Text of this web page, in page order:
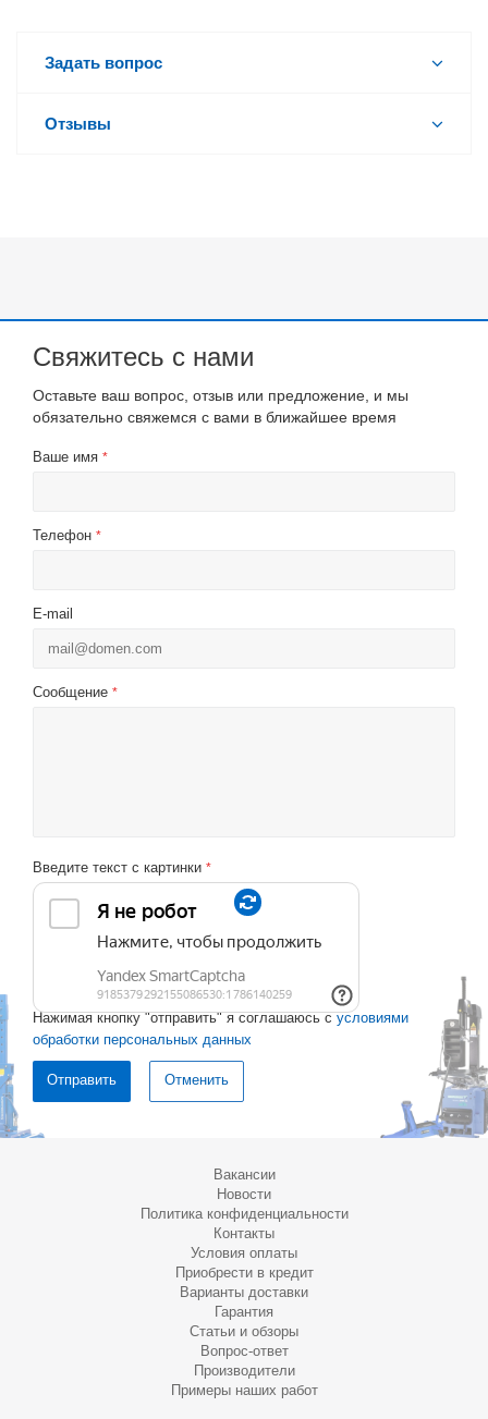
Задать вопрос
Отзывы
Свяжитесь с нами
Оставьте ваш вопрос, отзыв или предложение, и мы
обязательно свяжемся с вами в ближайшее время
Ваше имя *
Телефон *
E-mail
Сообщение *
Введите текст с картинки *
Нажимая кнопку "отправить" я соглашаюсь с условиями
обработки персональных данных
Отменить
Вакансии
Новости
Политика конфиденциальности
Контакты
Условия оплаты
Приобрести в кредит
Варианты доставки
Гарантия
Статьи и обзоры
Вопрос-ответ
Производители
Примеры наших работ